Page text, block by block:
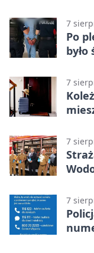
7
Po
było
7
7
7